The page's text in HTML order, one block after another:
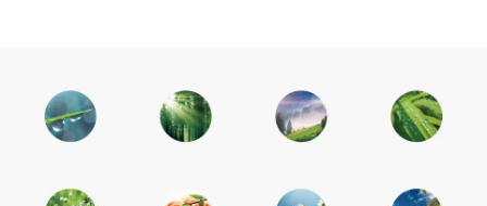
恩沛科技股份有限公司將有權停止該用戶之使用額度並採取法律行動。